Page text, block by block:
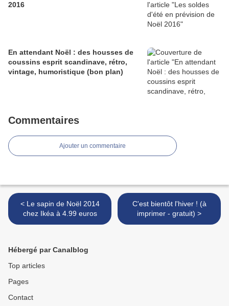
2016
En attendant Noël : des housses de
coussins esprit scandinave, rétro,
vintage, humoristique (bon plan)
Commentaires
Ajouter un commentaire
< Le sapin de Noël 2014
chez Ikéa à 4.99 euros
C'est bientôt l'hiver ! (à
imprimer - gratuit) >
Hébergé par Canalblog
Top articles
Pages
Contact